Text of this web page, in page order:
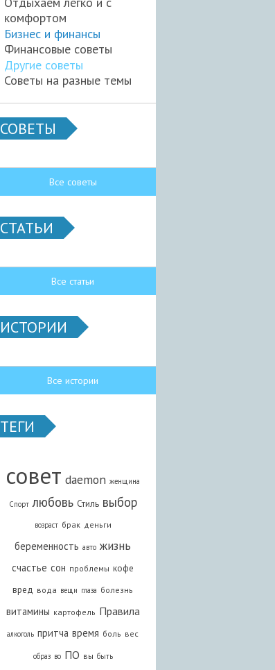
комфортом
Бизнес и финансы
Финансовые советы
Другие советы
Советы на разные темы
СОВЕТЫ
Все советы
СТАТЬИ
Все статьи
ИСТОРИИ
Все истории
ТЕГИ
совет daemon женщина
Спорт любовь Стиль выбор
возраст брак деньги
беременность авто жизнь
счастье сон проблемы кофе
вред вода вещи глаза болезнь
витамины картофель Правила
алкоголь притча время боль вес
образ во ПО вы быть